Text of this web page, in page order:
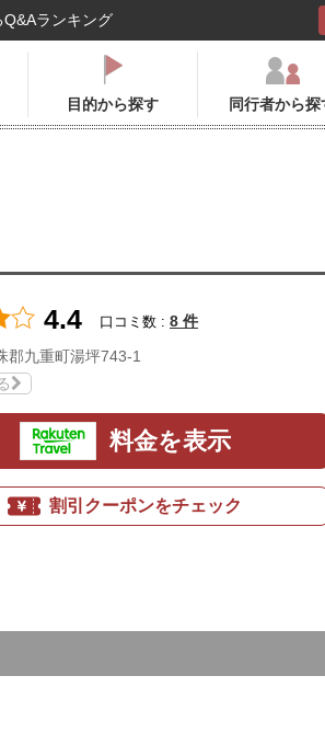
ランキング
目的から探す 同行者から探
4.4 口コミ数 : 8 件
郡九重町湯坪743-1
料金を表示
割引クーポンをチェック